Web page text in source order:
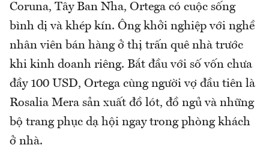
Coruna, Tây Ban Nha, Ortega có cuộc sống
bình dị và khép kín. Ông khởi nghiệp với nghề
nhân viên bán hàng ở thị trấn quê nhà trước
khi kinh doanh riêng. Bắt đầu với số vốn chưa
đầy 100 USD, Ortega cùng người vợ đầu tiên là
Rosalia Mera sản xuất đồ lót, đồ ngủ và những
bộ trang phục dạ hội ngay trong phòng khách
ở nhà.